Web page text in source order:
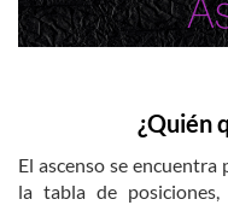
¿Quién
El ascenso se
la tabla de